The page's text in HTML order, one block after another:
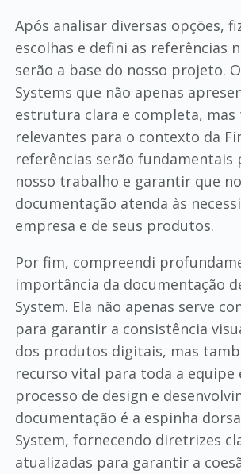
Após analisar diversas opções,
escolhas e defini as referências
serão a base do nosso projeto.
Systems que não apenas
estrutura clara e completa, mas
relevantes para o contexto da
referências serão fundamentais
nosso trabalho e garantir que
documentação atenda às
empresa e de seus produtos.
Por fim, compreendi
importância da documentação
System. Ela não apenas serve
para garantir a consistência
dos produtos digitais, mas
recurso vital para toda a equipe
processo de design e
documentação é a espinha
System, fornecendo diretrizes
atualizadas para garantir a